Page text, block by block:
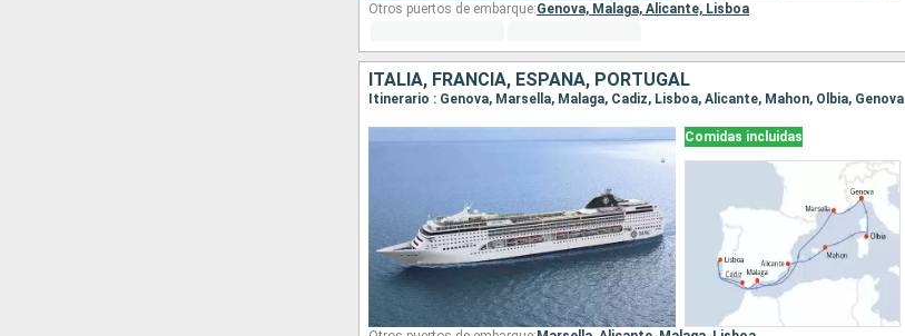
Otros puertos de embarque:Genova, Malaga, Alicante, Lisboa
ITALIA, FRANCIA, ESPAÑA, PORTUGAL
Itinerario : Genova, Marsella, Malaga, Cadiz, Lisboa, Alicante, Mahon, Olbia, Genova
Comidas incluidas